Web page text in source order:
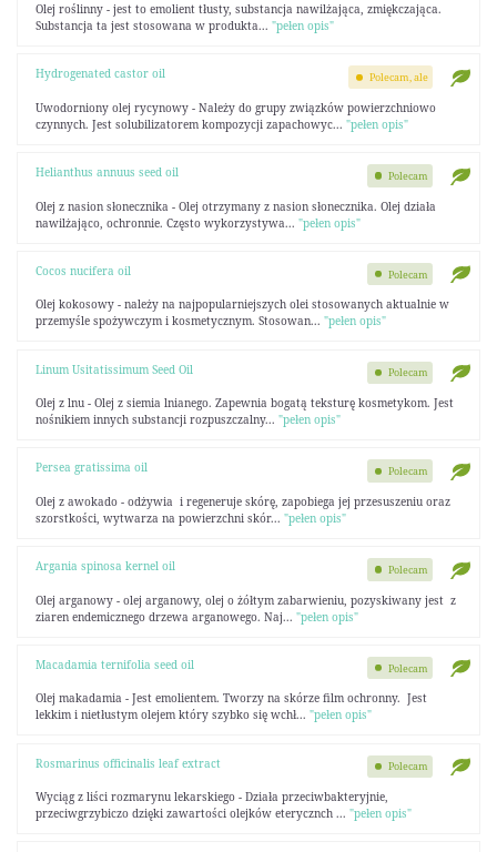
Olej roślinny - jest to emolient tłusty, substancja nawilżająca, zmiękczająca.
Substancja ta jest stosowana w pro­dukta... "pełen opis"
Hydrogenated castor oil
Uwodorniony olej rycynowy - Należy do grupy związków powierzchniowo
czynnych. Jest solubilizatorem kompozycji zapachowyc... "pełen opis"
Polecam, ale
Helianthus annuus seed oil
Olej z nasion słonecznika - Olej otrzymany z nasion słonecznika. Olej działa
nawilżająco, ochronnie. Często wykorzystywa... "pełen opis"
Polecam
Cocos nucifera oil
Olej kokosowy - należy na najpopularniejszych olei stosowanych aktualnie w
przemyśle spożywczym i kosmetycznym. Stosowan... "pełen opis"
Polecam
Linum Usitatissimum Seed Oil
Olej z lnu - Olej z siemia lnianego. Zapewnia bogatą teksturę kosmetykom. Jest
nośnikiem innych substancji rozpuszczalny... "pełen opis"
Polecam
Persea gratissima oil
Olej z awokado - odżywia i regeneruje skórę, zapobiega jej przesuszeniu oraz
szorstkości, wytwarza na powierzchni skór... "pełen opis"
Polecam
Argania spinosa kernel oil
Olej arganowy - olej arganowy, olej o żółtym zabarwieniu, pozyskiwany jest z
ziaren endemicznego drzewa arganowego. Naj... "pełen opis"
Polecam
Macadamia ternifolia seed oil
Olej makadamia - Jest emolientem. Tworzy na skórze film ochronny. Jest
lekkim i nietłustym olejem który szybko się wchł... "pełen opis"
Polecam
Rosmarinus officinalis leaf extract
Wyciąg z liści rozmarynu lekarskiego - Działa przeciwbakteryjnie,
przeciwgrzybiczo dzięki zawartości olejków eterycznch ... "pełen opis"
Polecam